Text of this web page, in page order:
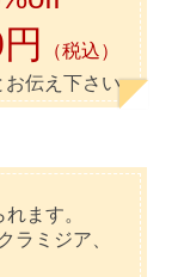
（税込）
お伝え下さい
ます。
ラミジア、